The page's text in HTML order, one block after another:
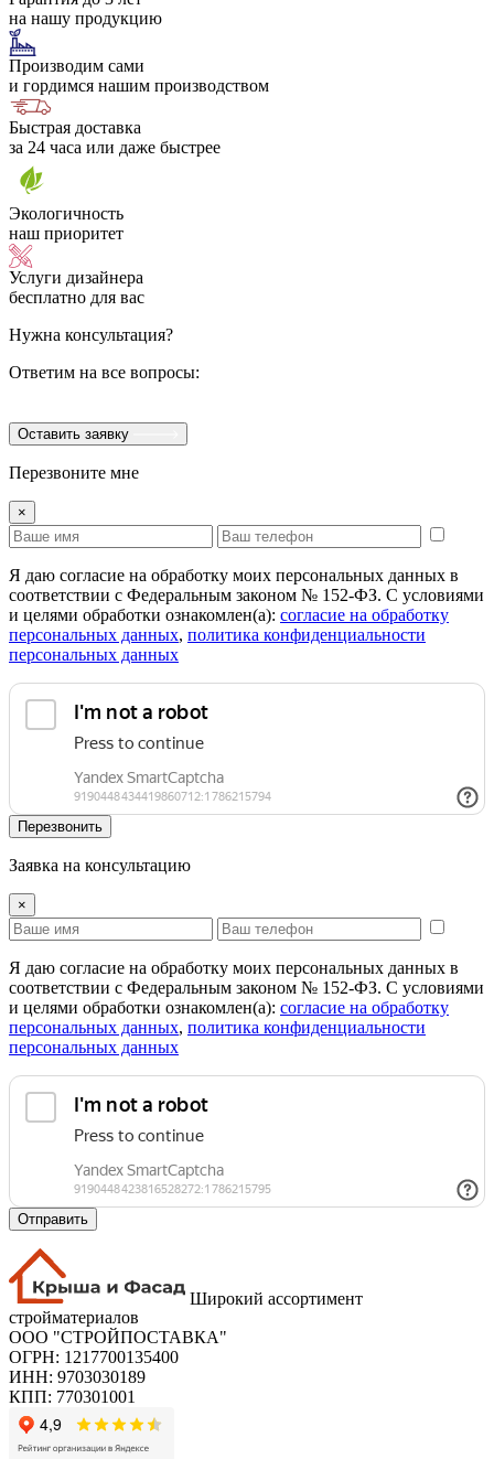
на нашу продукцию
Производим сами
и гордимся нашим производством
Быстрая доставка
за 24 часа или даже быстрее
Экологичность
наш приоритет
Услуги дизайнера
бесплатно для вас
Нужна консультация?
Ответим на все вопросы:
Оставить заявку
Перезвоните мне
×
Я даю согласие на обработку моих персональных данных в
соответствии с Федеральным законом № 152-ФЗ. С условиями
и целями обработки ознакомлен(а): cогласие на обработку
персональных данных, политика конфиденциальности
персональных данных
Перезвонить
Заявка на консультацию
×
Я даю согласие на обработку моих персональных данных в
соответствии с Федеральным законом № 152-ФЗ. С условиями
и целями обработки ознакомлен(а): cогласие на обработку
персональных данных, политика конфиденциальности
персональных данных
Отправить
Широкий ассортимент
стройматериалов
ООО "СТРОЙПОСТАВКА"
ОГРН: 1217700135400
ИНН: 9703030189
КПП: 770301001